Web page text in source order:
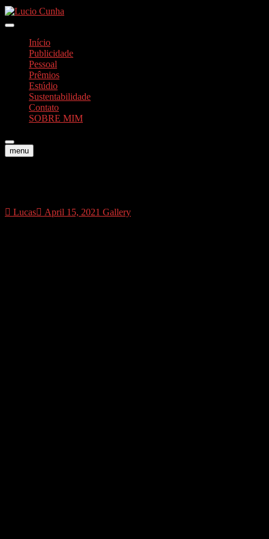
Skip
to
Lucio Cunha
Foto e Vídeos
Início
Publicidade
Pessoal
Prêmios
Estúdio
Sustentabilidade
Contato
SOBRE MIM
menu
Lucas April 15, 2021 Gallery